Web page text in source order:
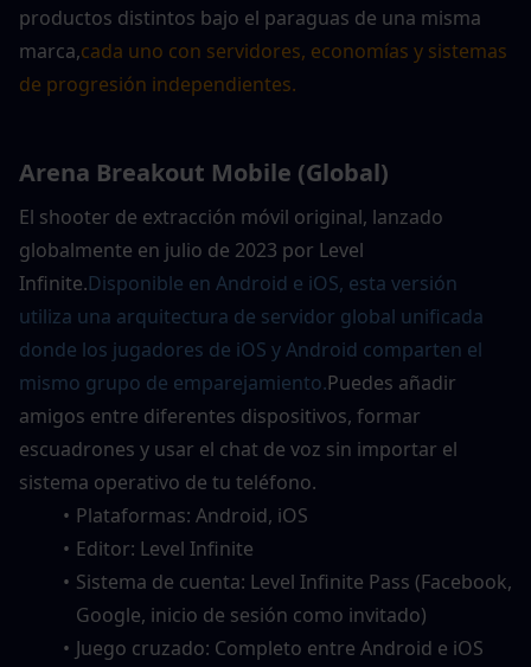
productos distintos bajo el paraguas de una misma
marca,cada uno con servidores, economías y sistemas
de progresión independientes.
Arena Breakout Mobile (Global)
El shooter de extracción móvil original, lanzado
globalmente en julio de 2023 por Level
Infinite.Disponible en Android e iOS, esta versión
utiliza una arquitectura de servidor global unificada
donde los jugadores de iOS y Android comparten el
mismo grupo de emparejamiento.Puedes añadir
amigos entre diferentes dispositivos, formar
escuadrones y usar el chat de voz sin importar el
sistema operativo de tu teléfono.
Plataformas: Android, iOS
Editor: Level Infinite
Sistema de cuenta: Level Infinite Pass (Facebook,
Google, inicio de sesión como invitado)
Juego cruzado: Completo entre Android e iOS